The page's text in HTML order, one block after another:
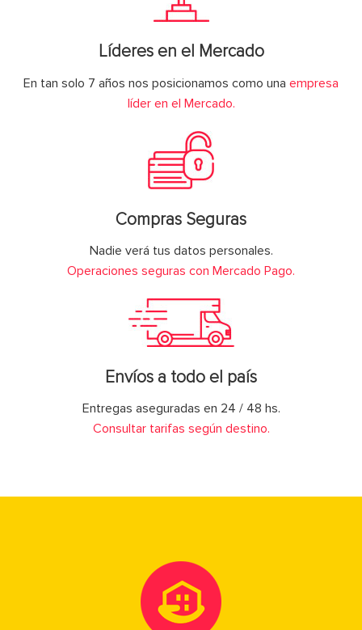
Líderes en el Mercado
En tan solo 7 años nos posicionamos como una empresa
líder en el Mercado.
Compras Seguras
Nadie verá tus datos personales.
Operaciones seguras con Mercado Pago.
Envíos a todo el país
Entregas aseguradas en 24 / 48 hs.
Consultar tarifas según destino.